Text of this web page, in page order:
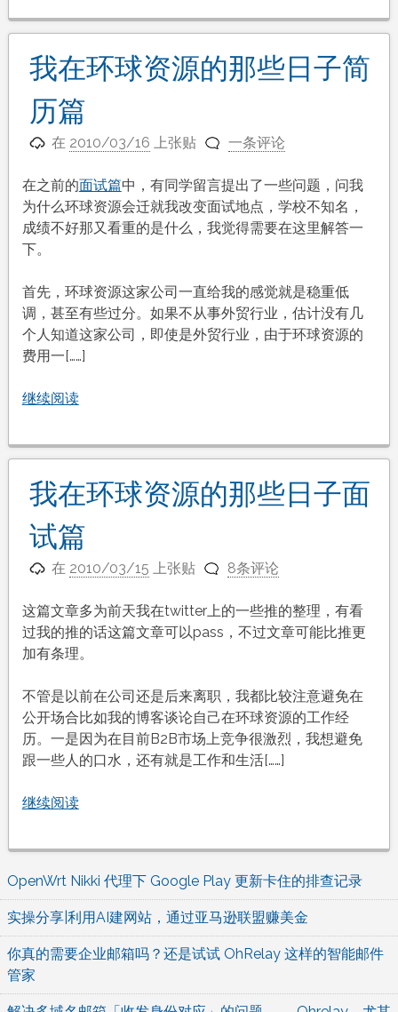
我在环球资源的那些日子简
历篇
在 2010/03/16 上张贴 一条评论
在之前的面试篇中，有同学留言提出了一些问题，问我
为什么环球资源会迁就我改变面试地点，学校不知名，
成绩不好那又看重的是什么，我觉得需要在这里解答一
下。
首先，环球资源这家公司一直给我的感觉就是稳重低
调，甚至有些过分。如果不从事外贸行业，估计没有几
个人知道这家公司，即使是外贸行业，由于环球资源的
费用一[……]
继续阅读
我在环球资源的那些日子面
试篇
在 2010/03/15 上张贴 8条评论
这篇文章多为前天我在twitter上的一些推的整理，有看
过我的推的话这篇文章可以pass，不过文章可能比推更
加有条理。
不管是以前在公司还是后来离职，我都比较注意避免在
公开场合比如我的博客谈论自己在环球资源的工作经
历。一是因为在目前B2B市场上竞争很激烈，我想避免
跟一些人的口水，还有就是工作和生活[……]
继续阅读
OpenWrt Nikki 代理下 Google Play 更新卡住的排查记录
实操分享|利用AI建网站，通过亚马逊联盟赚美金
你真的需要企业邮箱吗？还是试试 OhRelay 这样的智能邮件
管家